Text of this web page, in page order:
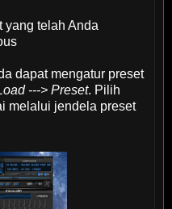
yang telah Anda
dapat mengatur preset
---> Preset. Pilih
melalui jendela preset